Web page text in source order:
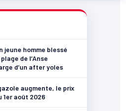
jeune homme blessé
de l’Anse
d’un after yoles
augmente, le prix
1er août 2026